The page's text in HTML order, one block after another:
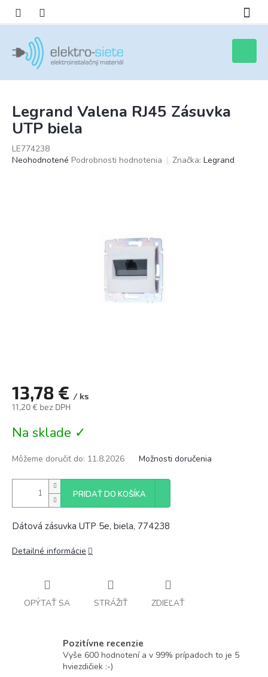
obsah
košík
Legrand Valena RJ45 Zásuvka
UTP biela
LE774238
Priemerné
Neohodnotené Podrobnosti hodnotenia Značka: Legrand
13,78 € / ks
11,20 € bez DPH
cena:
Na sklade ✓
Môžeme doručiť do: 11.8.2026 Možnosti doručenia
PRIDAŤ DO KOŠÍKA
Dátová zásuvka UTP 5e, biela, 774238
Detailné informácie
OPÝTAŤ SA STRÁŽIŤ ZDIEĽAŤ
Pozitívne recenzie
Vyše 600 hodnotení a v 99% prípadoch to je 5
hviezdičiek :-)